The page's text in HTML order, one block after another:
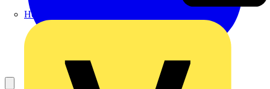
Heinrich Häusler GmbH